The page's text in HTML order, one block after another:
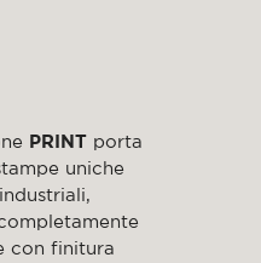
PRINT porta
uniche
con finitura